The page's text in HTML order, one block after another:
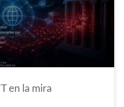
en la mira